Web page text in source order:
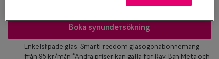
Boka synundersökning
Enkelslipade glas: SmartFreedom glasögonabonnemang
från 95 kr/mån *Andra priser kan gälla för Ray-Ban Meta och